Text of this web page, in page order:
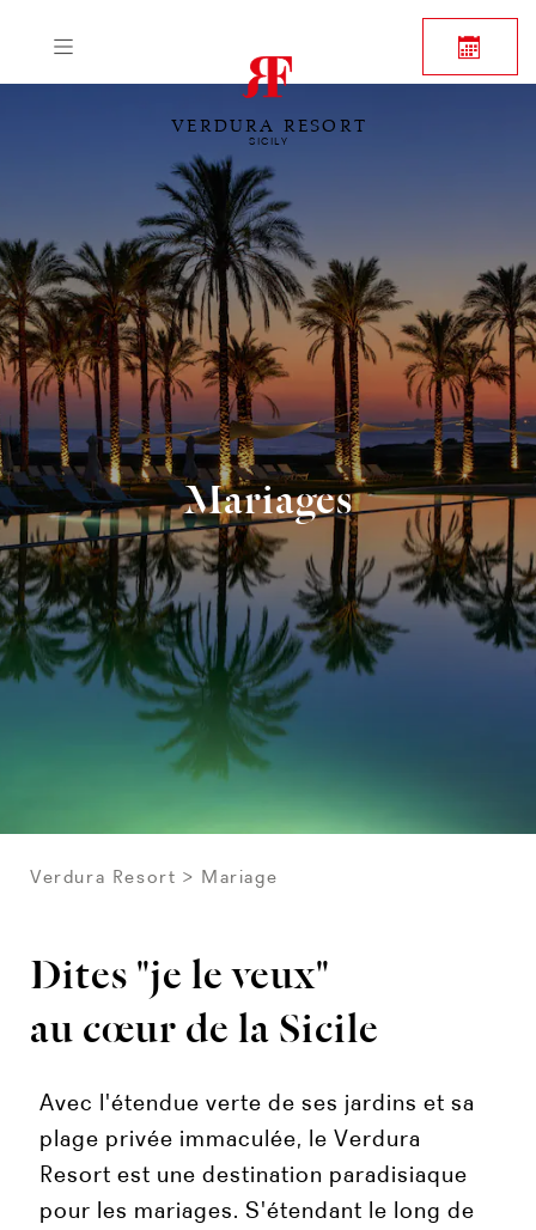
VERDURA RESORT
SICILY
Mariages
Verdura Resort Mariage
Dites "je le veux"
au cœur de la Sicile
Avec l'étendue verte de ses jardins et sa
plage privée immaculée, le Verdura
Resort est une destination paradisiaque
pour les mariages. S'étendant le long de